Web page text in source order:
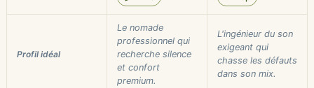
Profil idéal
Le nomade
professionnel qui
recherche silence
et confort
premium.
L'ingénieur du son
exigeant qui
chasse les défauts
dans son mix.